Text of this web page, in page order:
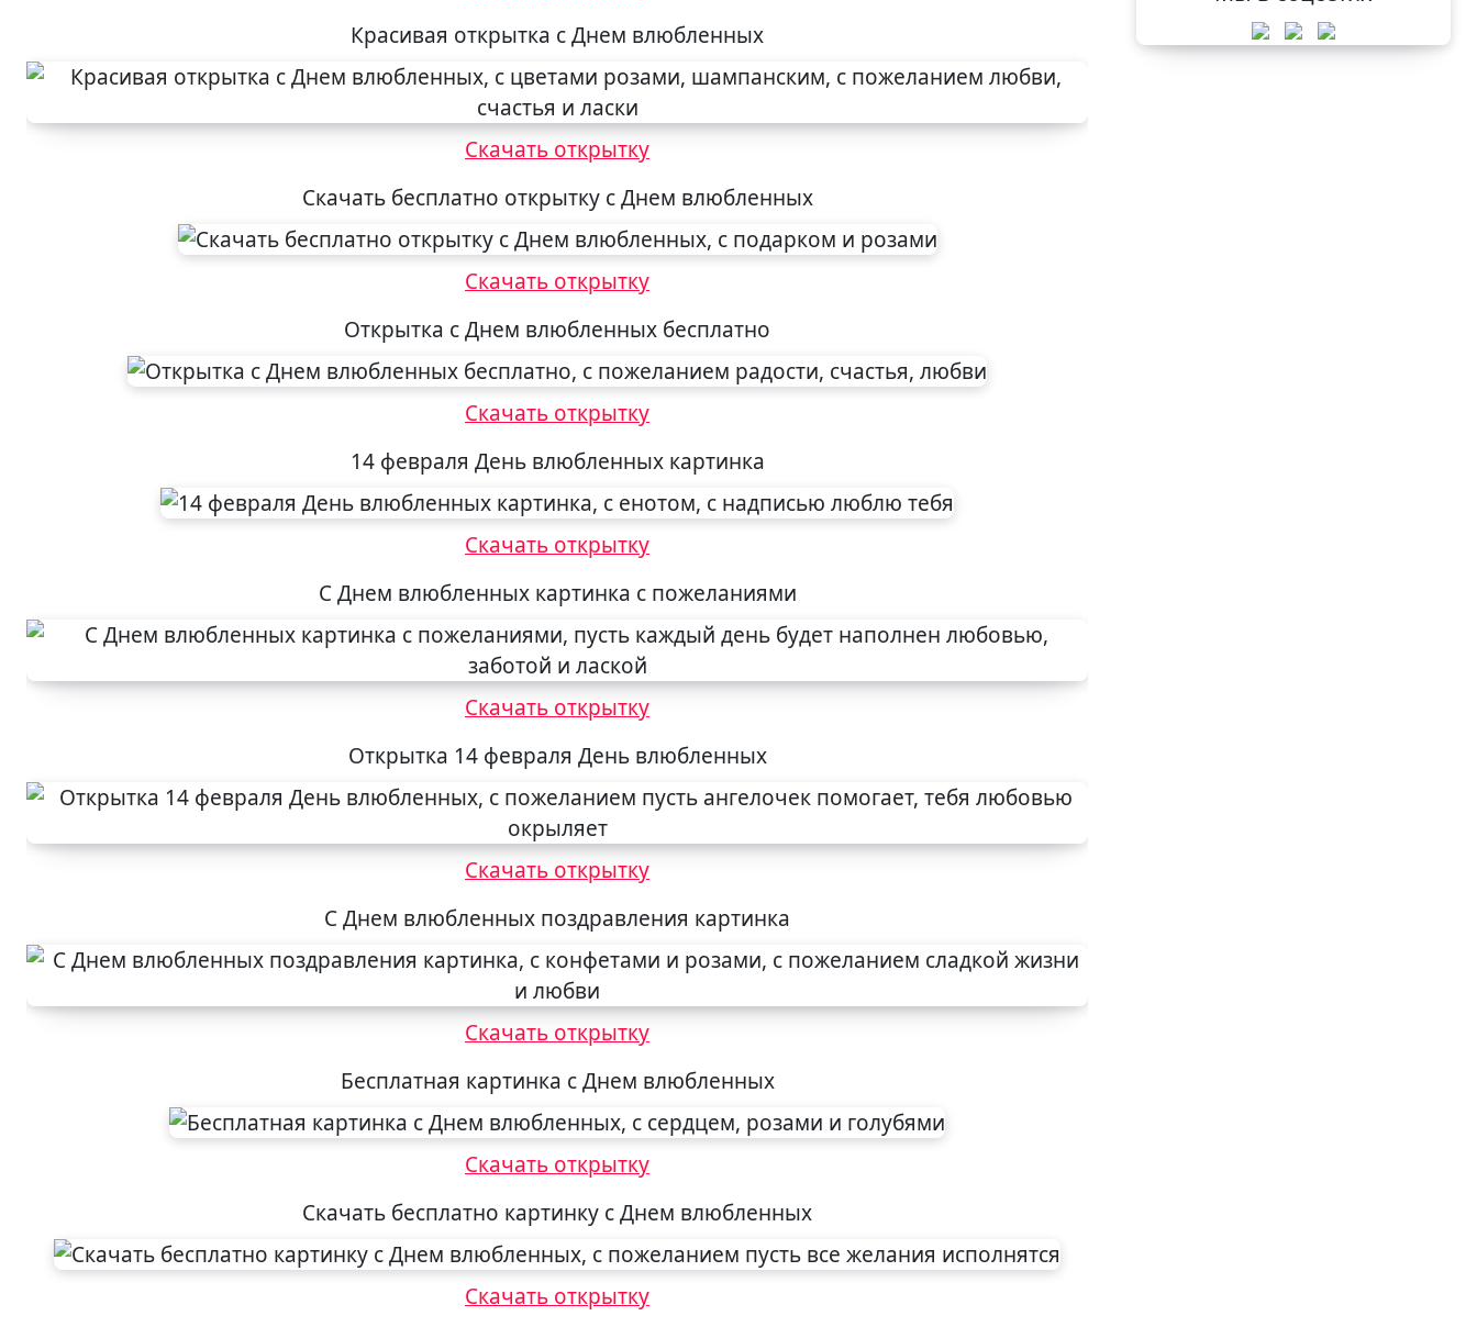
Красивая открытка с Днем влюбленных
Скачать открытку
Скачать бесплатно открытку с Днем влюбленных
Скачать открытку
Открытка с Днем влюбленных бесплатно
Скачать открытку
14 февраля День влюбленных картинка
Скачать открытку
С Днем влюбленных картинка с пожеланиями
Скачать открытку
Открытка 14 февраля День влюбленных
Скачать открытку
С Днем влюбленных поздравления картинка
Скачать открытку
Бесплатная картинка с Днем влюбленных
Скачать открытку
Скачать бесплатно картинку с Днем влюбленных
Скачать открытку